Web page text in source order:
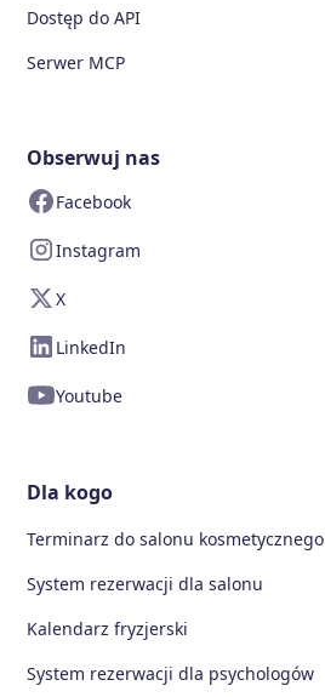
Dostęp do API
Serwer MCP
Obserwuj nas
Facebook
Instagram
X
LinkedIn
Youtube
Dla kogo
Terminarz do salonu kosmetycznego
System rezerwacji dla salonu
Kalendarz fryzjerski
System rezerwacji dla psychologów